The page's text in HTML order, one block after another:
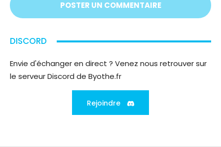
DISCORD
Envie d'échanger en direct ? Venez nous retrouver sur
le serveur Discord de Byothe.fr
Rejoindre